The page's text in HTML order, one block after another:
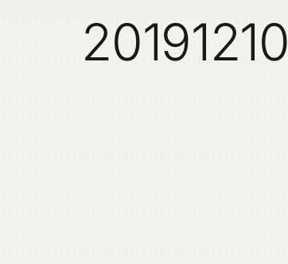
20191210